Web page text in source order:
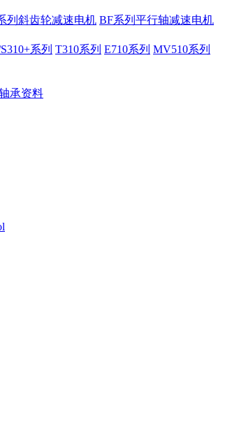
列斜齿轮减速电机 BF系列平行轴减速电机
系列 T310系列 E710系列 MV510系列
承资料